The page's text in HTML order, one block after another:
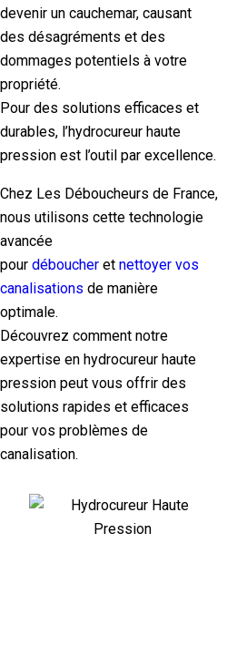
devenir un cauchemar, causant
des désagréments et des
dommages potentiels à votre
propriété.
Pour des solutions efficaces et
durables, l’hydrocureur haute
pression est l’outil par excellence.
Chez Les Déboucheurs de France,
nous utilisons cette technologie
avancée
pour déboucher et nettoyer vos
canalisations de manière
optimale.
Découvrez comment notre
expertise en hydrocureur haute
pression peut vous offrir des
solutions rapides et efficaces
pour vos problèmes de
canalisation.